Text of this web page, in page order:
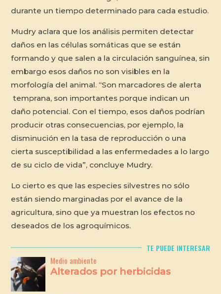
durante un tiempo determinado para cada estudio.
Mudry aclara que los análisis permiten detectar
daños en las células somáticas que se están
formando y que salen a la circulación sanguínea, sin
embargo esos daños no son visibles en la
morfología del animal. “Son marcadores de alerta
temprana, son importantes porque indican un
daño potencial. Con el tiempo, esos daños podrían
producir otras consecuencias, por ejemplo, la
disminución en la tasa de reproducción o una
cierta susceptibilidad a las enfermedades a lo largo
de su ciclo de vida”, concluye Mudry.
Lo cierto es que las especies silvestres no sólo
están siendo marginadas por el avance de la
agricultura, sino que ya muestran los efectos no
deseados de los agroquímicos.
TE PUEDE INTERESAR
Medio ambiente
Alterados por herbicidas